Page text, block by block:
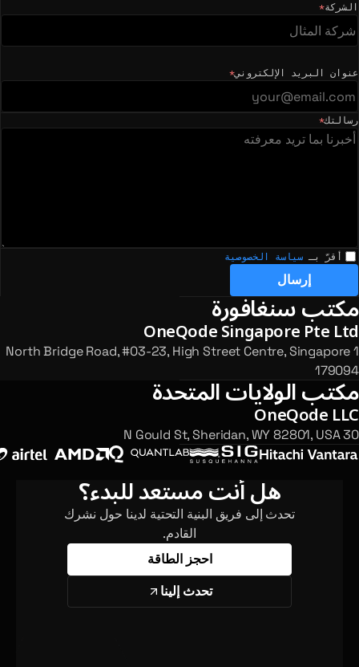
الشركة*
(مطلوب)
عنوان البريد الإلكتروني* (مطلوب)
رسالتك*
(مطلوب)
أقرّ بـ سياسة الخصوصية
إرسال
المكاتب المسجلة والاستفسارات
مكتب سنغافورة
OneQode Singapore Pte Ltd
1 North Bridge Road, #03-23, High Street Centre, Singapore
179094
مكتب الولايات المتحدة
OneQode LLC
30 N Gould St, Sheridan, WY 82801, USA
هل أنت مستعد للبدء؟
تحدث إلى فريق البنية التحتية لدينا حول نشرك
القادم.
احجز الطاقة
تحدث إلينا